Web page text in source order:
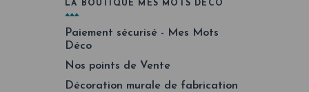
LA BOUTIQUE MES MOTS DÉCO
Paiement sécurisé - Mes Mots
Déco
Nos points de Vente
Décoration murale de fabrication